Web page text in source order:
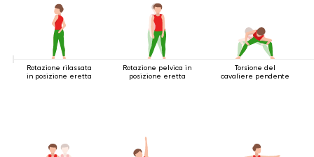
Rotazione rilassata
in posizione eretta
Rotazione pelvica in
posizione eretta
Torsione del
cavaliere pendente